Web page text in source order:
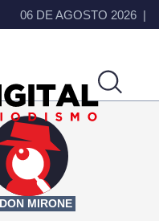
06 DE AGOSTO 2026
DON MIRONE